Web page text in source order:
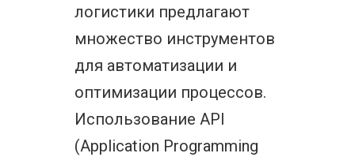
логистики предлагают
множество инструментов
для автоматизации и
оптимизации процессов.
Использование API
(Application Programming